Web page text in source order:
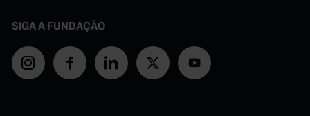
SIGA A FUNDAÇÃO